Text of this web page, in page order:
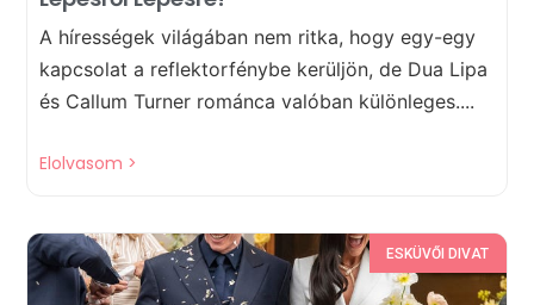
A hírességek világában nem ritka, hogy egy-egy
kapcsolat a reflektorfénybe kerüljön, de Dua Lipa
és Callum Turner románca valóban különleges....
Elolvasom >
ESKÜVŐI DIVAT